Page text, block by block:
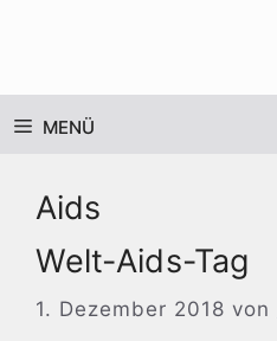
MENÜ
Aids
Welt-Aids-Tag
1. Dezember 2018 von